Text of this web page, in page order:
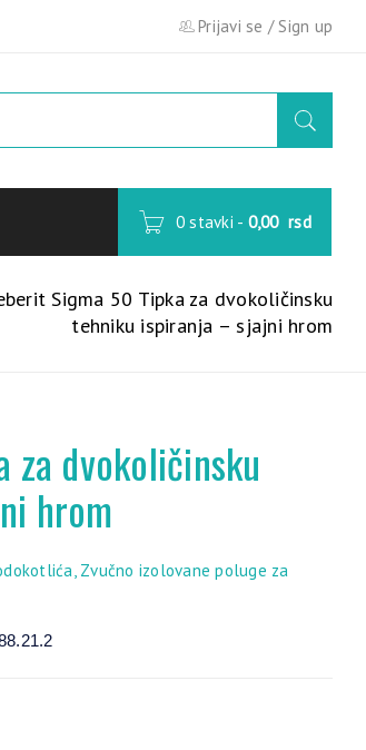
Prijavi se /Sign up
0 stavki - 0,00 rsd
Sigma 50 Tipka za dvokoličinsku
tehniku ispiranja – sjajni hrom
za dvokoličinsku
hrom
Zvučno izolovane poluge za